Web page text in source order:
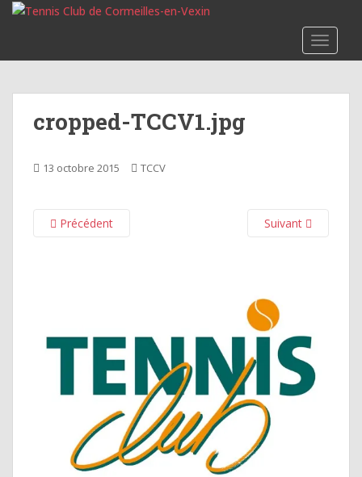
p
cropped-TCCV1.jpg
13 octobre 2015 TCCV
Précédent Suivant